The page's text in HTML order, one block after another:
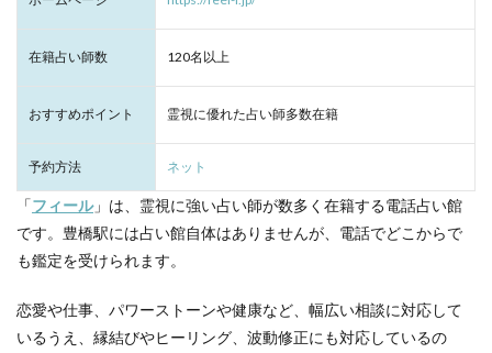
在籍占い師数 120名以上
おすすめポイント 霊視に優れた占い師多数在籍
予約方法 ネット
「フィール」は、霊視に強い占い師が数多く在籍する電話占い館
です。豊橋駅には占い館自体はありませんが、電話でどこからで
も鑑定を受けられます。
恋愛や仕事、パワーストーンや健康など、幅広い相談に対応して
いるうえ、縁結びやヒーリング、波動修正にも対応しているの